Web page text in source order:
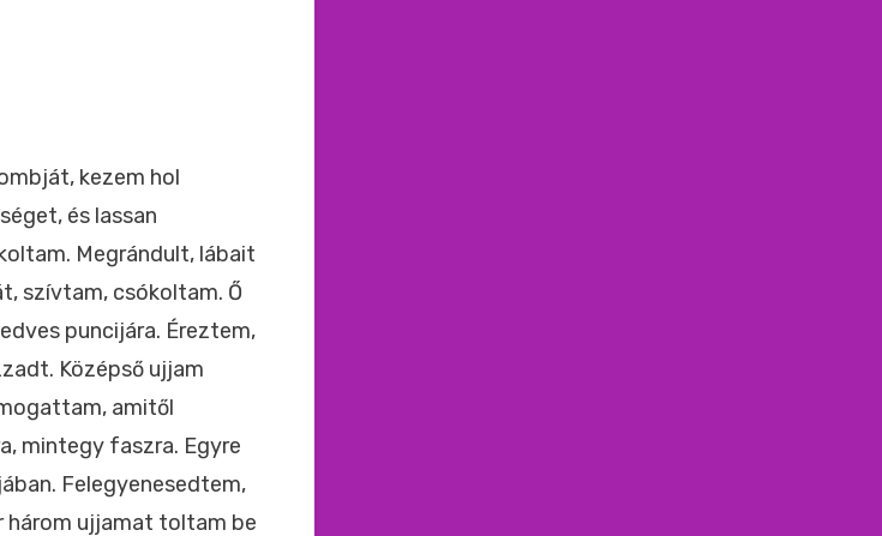
kezem hol
és lassan
Megrándult, lábait
szívtam, csókoltam. Ő
puncijára. Éreztem,
Középső ujjam
amitől
mintegy faszra. Egyre
Felegyenesedtem,
három ujjamat toltam be